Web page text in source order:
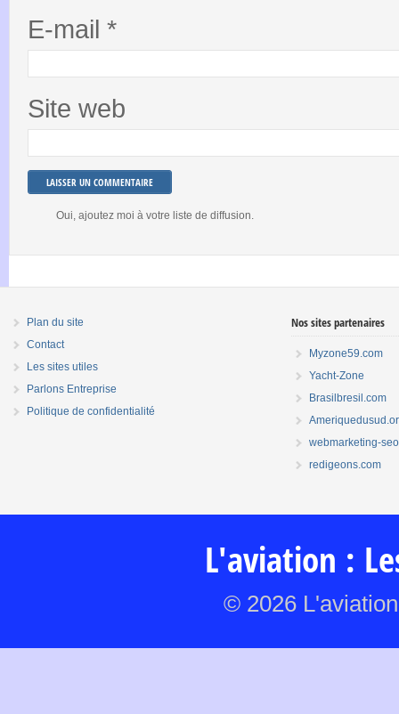
E-mail *
Site web
Oui, ajoutez moi à votre liste de diffusion.
Plan du site
Contact
Les sites utiles
Parlons Entreprise
Politique de confidentialité
Nos sites partenaires
Myzone59.com
Yacht-Zone
Brasilbresil.com
webmarketing-
redigeons.com
L'aviation :
© 2026